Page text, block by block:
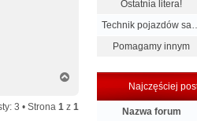
g
ó
3 • Strona 1z 1
Ostatnia litera!
Technik pojazdów
Pomagamy innym
Najczęściej
Nazwa forum